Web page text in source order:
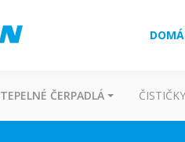
TEPELNÉ ČERPADLÁ ČISTIČKY